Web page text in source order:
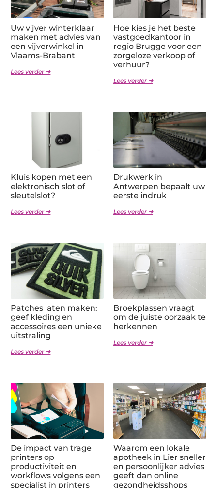
Uw vijver winterklaar
maken met advies van
een vijverwinkel in
Vlaams-Brabant
Lees verder ➜
Hoe kies je het beste
vastgoedkantoor in
regio Brugge voor een
zorgeloze verkoop of
verhuur?
Lees verder ➜
Kluis kopen met een
elektronisch slot of
sleutelslot?
Lees verder ➜
Drukwerk in
Antwerpen bepaalt uw
eerste indruk
Lees verder ➜
Patches laten maken:
geef kleding en
accessoires een unieke
uitstraling
Lees verder ➜
Broekplassen vraagt
om de juiste oorzaak te
herkennen
Lees verder ➜
De impact van trage
printers op
productiviteit en
workflows volgens een
specialist in printers
Waarom een lokale
apotheek in Lier sneller
en persoonlijker advies
geeft dan online
gezondheidsshops